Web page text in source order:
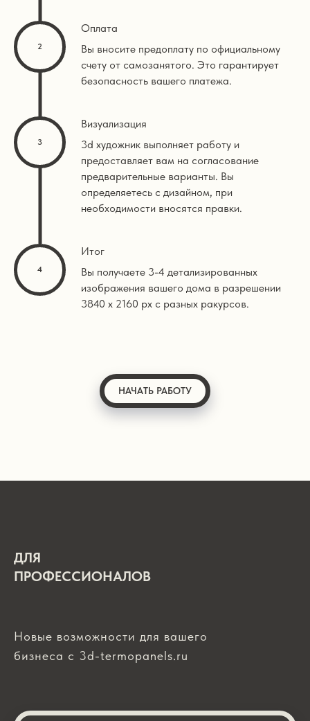
Оплата
Вы вносите предоплату по официальному
счету от самозанятого. Это гарантирует
безопасность вашего платежа.
Визуализация
3d художник выполняет работу и
предоставляет вам на согласование
предварительные варианты. Вы
определяетесь с дизайном, при
необходимости вносятся правки.
Итог
Вы получаете 3-4 детализированных
изображения вашего дома в разрешении
3840 х 2160 px с разных ракурсов.
НАЧАТЬ РАБОТУ
ДЛЯ
ПРОФЕССИОНАЛОВ
Новые возможности для вашего
бизнеса с 3d-termopanels.ru